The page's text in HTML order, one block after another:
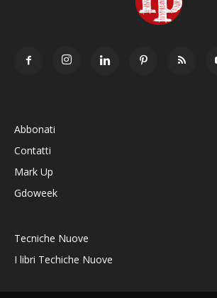
Abbonati
Contatti
Mark Up
Gdoweek
Tecniche Nuove
I libri Techiche Nuove